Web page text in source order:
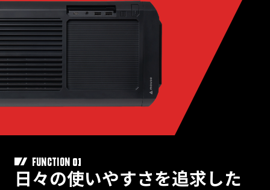
FUNCTION 01
日々の使いやすさを追求した